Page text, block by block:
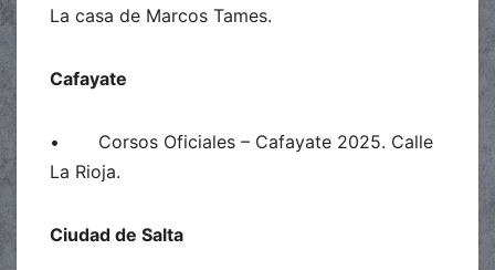
La casa de Marcos Tames.
Cafayate
• Corsos Oficiales – Cafayate 2025. Calle
La Rioja.
Ciudad de Salta